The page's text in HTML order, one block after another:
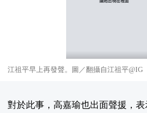
江祖平早上再發聲。圖／翻攝自江祖平@IG
對於此事，高嘉瑜也出面聲援，